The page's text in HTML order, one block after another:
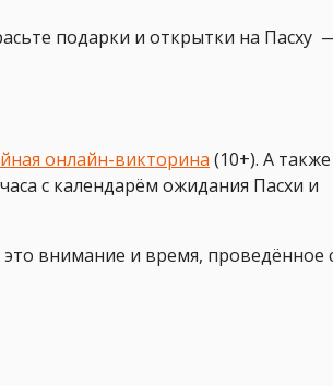
подарки и открытки на Пасху
онлайн-викторина (10+). А также
с календарём ожидания Пасхи и
внимание и время, проведённое